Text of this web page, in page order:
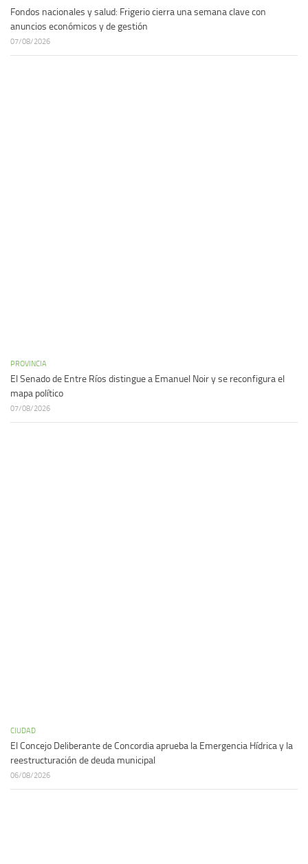
Fondos nacionales y salud: Frigerio cierra una semana clave con
anuncios económicos y de gestión
07/08/2026
PROVINCIA
El Senado de Entre Ríos distingue a Emanuel Noir y se reconfigura el
mapa político
07/08/2026
CIUDAD
El Concejo Deliberante de Concordia aprueba la Emergencia Hídrica y la
reestructuración de deuda municipal
06/08/2026